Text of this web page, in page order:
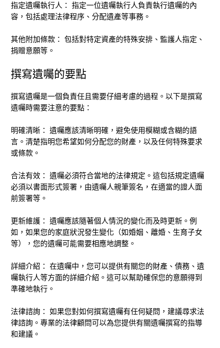
指定遺囑執行人： 指定一位遺囑執行人負責執行遺囑的內
容，包括處理法律程序、分配遺產等事務。
其他附加條款： 包括對特定資產的特殊安排、監護人指定、
捐贈意願等。
撰寫遺囑的要點
撰寫遺囑是一個負責任且需要仔細考慮的過程。以下是撰寫
遺囑時需要注意的要點：
明確清晰： 遺囑應該清晰明確，避免使用模糊或含糊的語
言。清楚指明您希望如何分配您的財產，以及任何特殊要求
或條款。
合法有效： 遺囑必須符合當地的法律規定。這包括規定遺囑
必須以書面形式簽署，由遺囑人親筆簽名，在適當的證人面
前簽署等。
更新維護： 遺囑應該隨著個人情況的變化而及時更新。例
如，如果您的家庭狀況發生變化（如婚姻、離婚、生育子女
等），您的遺囑可能需要相應地調整。
詳細介紹： 在遺囑中，您可以提供有關您的財產、債務、遺
囑執行人等方面的詳細介紹。這可以幫助確保您的意願得到
準確地執行。
法律諮詢： 如果您對如何撰寫遺囑有任何疑問，建議尋求法
律諮詢。專業的法律顧問可以為您提供有關遺囑撰寫的指導
和建議。